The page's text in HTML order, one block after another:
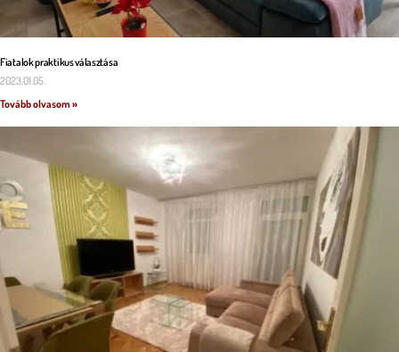
Fiatalok praktikus választása
2023.01.05.
Tovább olvasom »